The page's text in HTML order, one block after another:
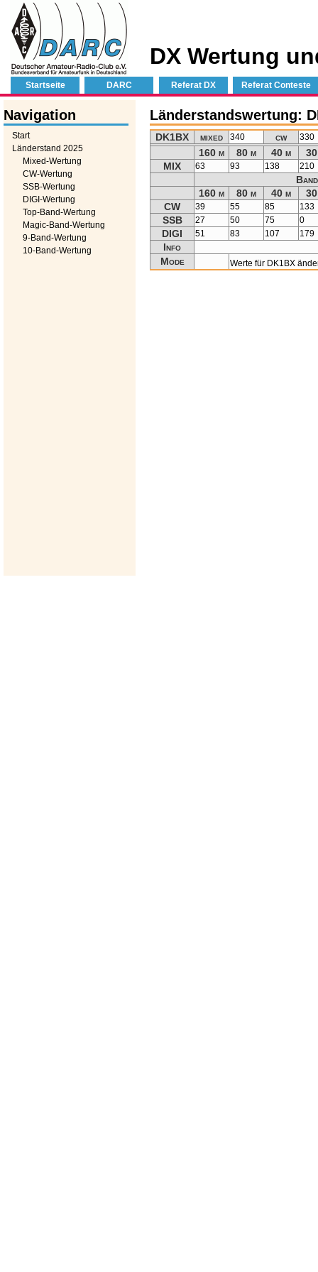
DX Wertung
Startseite DARC Referat DX Referat Conteste
Navigation
Start
Länderstand 2025
Mixed-Wertung
CW-Wertung
SSB-Wertung
DIGI-Wertung
Top-Band-Wertung
Magic-Band-Wertung
9-Band-Wertung
10-Band-Wertung
Länderstandswertung:
DK1BX mixed 340 cw 330
160 m 80 m 40 m
30
MIX
63 93 138 210
160 m
80 m 40 m
30
CW
39 55 85 133
SSB 27 50 75 0
DIGI 51 83 107 179
Info
Mode
Werte für DK1BX